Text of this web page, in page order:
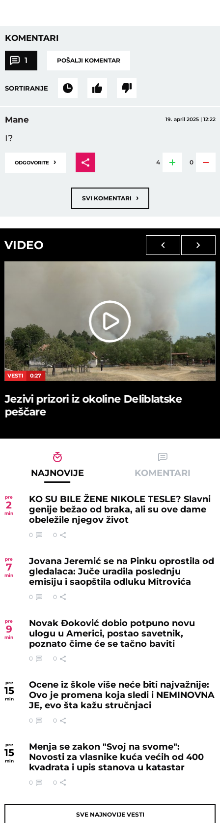
KOMENTARI
1 POŠALJI KOMENTAR
SORTIRANJE
Mane 19. april 2025 | 12:22
I?
ODGOVORITE › 4 0
SVI KOMENTARI ›
VIDEO
VESTI 0:27
Jezivi prizori iz okoline Deliblatske
peščare
NAJNOVIJE KOMENTARI
pre
2
min
KO SU BILE ŽENE NIKOLE TESLE? Slavni
genije bežao od braka, ali su ove dame
obeležile njegov život
0 0
pre
7
min
Jovana Jeremić se na Pinku oprostila od
gledalaca: Juče uradila poslednju
emisiju i saopštila odluku Mitrovića
0 0
pre
9
min
Novak Đoković dobio potpuno novu
ulogu u Americi, postao savetnik,
poznato čime će se tačno baviti
0 0
pre
15
min
Ocene iz škole više neće biti najvažnije:
Ovo je promena koja sledi i NEMINOVNA
JE, evo šta kažu stručnjaci
0 0
pre
15
min
Menja se zakon "Svoj na svome":
Novosti za vlasnike kuća većih od 400
kvadrata i upis stanova u katastar
0 0
SVE NAJNOVIJE VESTI